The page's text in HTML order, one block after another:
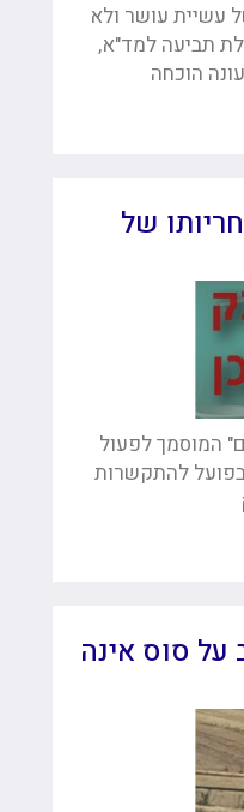
עושר ולא
תביעה למד"א,
הוכחה
של
המוסמך לפעול
להתקשרות
על סוס אינה